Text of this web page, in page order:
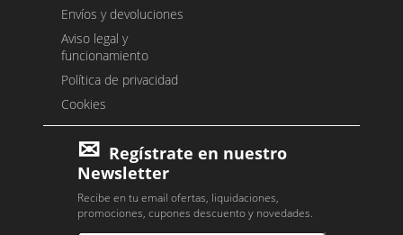
Envíos y devoluciones
Aviso legal y
funcionamiento
Política de privacidad
Cookies
Regístrate en nuestro
Newsletter
Recibe en tu email ofertas, liquidaciones,
promociones, cupones descuento y novedades.